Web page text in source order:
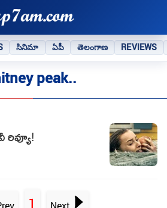
సినిమా ఏపీ తెలంగాణ REVIEWS
peak..
రివ్యూ!
1